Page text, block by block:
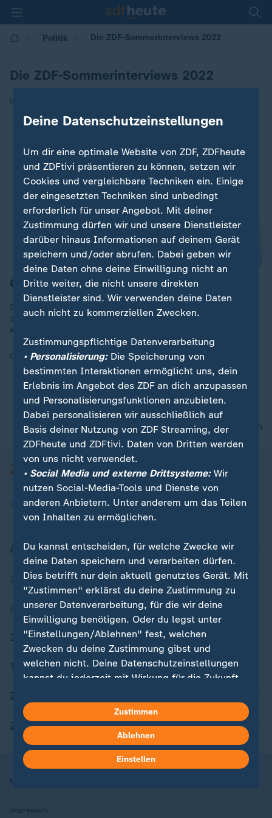
Politik Die ZDF-Sommerinterviews 2022
Die ZDF-Sommerinterviews 2022
03.07.2022 | 19:10
Olaf Scholz, SPD
Die ZDF-Sommerinterviews enden in diesem Jahr mit Olaf
Scholz (hier ein Archivbild aus dem vergangenen Jahr). Der
Kanzler ist am 4. September zu Gast bei Theo Koll.
Quelle:ZDF
nach oben
Aktuell bei ZDFheute
Zuletzt veröffentlicht
Aktuelle Sendungs-Videos
ZDFheute Stories
Themen im Überblick
ZDFheute Apps
Nutzungsbedingungen
Impressum
Deine Datenschutzeinstellungen
Um dir eine optimale Website von ZDF, ZDFheute
und ZDFtivi präsentieren zu können, setzen wir
Cookies und vergleichbare Techniken ein. Einige
der eingesetzten Techniken sind unbedingt
erforderlich für unser Angebot. Mit deiner
Zustimmung dürfen wir und unsere Dienstleister
darüber hinaus Informationen auf deinem Gerät
speichern und/oder abrufen. Dabei geben wir
deine Daten ohne deine Einwilligung nicht an
Dritte weiter, die nicht unsere direkten
Dienstleister sind. Wir verwenden deine Daten
auch nicht zu kommerziellen Zwecken.
Zustimmungspflichtige Datenverarbeitung
• Personalisierung:Die Speicherung von
bestimmten Interaktionen ermöglicht uns, dein
Erlebnis im Angebot des ZDF an dich anzupassen
und Personalisierungsfunktionen anzubieten.
Dabei personalisieren wir ausschließlich auf
Basis deiner Nutzung von ZDF Streaming, der
ZDFheute und ZDFtivi. Daten von Dritten werden
von uns nicht verwendet.
• Social Media und externe Drittsysteme:Wir
nutzen Social-Media-Tools und Dienste von
anderen Anbietern. Unter anderem um das Teilen
von Inhalten zu ermöglichen.
Du kannst entscheiden, für welche Zwecke wir
deine Daten speichern und verarbeiten dürfen.
Dies betrifft nur dein aktuell genutztes Gerät. Mit
"Zustimmen" erklärst du deine Zustimmung zu
unserer Datenverarbeitung, für die wir deine
Einwilligung benötigen. Oder du legst unter
"Einstellungen/Ablehnen" fest, welchen
Zwecken du deine Zustimmung gibst und
welchen nicht. Deine Datenschutzeinstellungen
kannst du jederzeit mit Wirkung für die Zukunft
Hier findest du das Impressum.
Weitere Informationen findest du in unserer
Datenschutzerklärung.
Zustimmen
Ablehnen
Einstellen